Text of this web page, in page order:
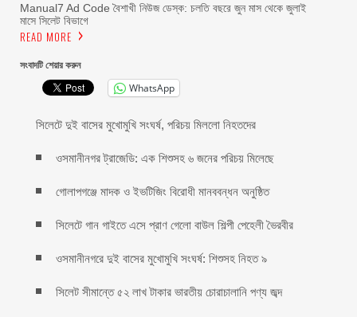
Manual7 Ad Code বৈশাখী নিউজ ডেস্ক: চলতি বছরে জুন মাস থেকে জুলাই
মাসে সিলেট বিভাগে
READ MORE
সংবাদটি শেয়ার করুন
WhatsApp
সিলেটে দুই বাসের মুখোমুখি সংঘর্ষ, পরিচয় মিললো নিহতদের
ওসমানীনগর ট্রাজেডি: এক শিশুসহ ৬ জনের পরিচয় মিলেছে
গোলাপগঞ্জে মাদক ও ইভটিজিং বিরোধী মানববন্ধন অনুষ্ঠিত
সিলেটে গান গাইতে এসে প্রাণ গেলো বাউল শিল্পী পেহেলী ভৈরবীর
ওসমানীনগরে দুই বাসের মুখোমুখি সংঘর্ষ: শিশুসহ নিহত ৯
সিলেট সীমান্তে ৫২ লাখ টাকার ভারতীয় চোরাচালানি পণ্য জব্দ